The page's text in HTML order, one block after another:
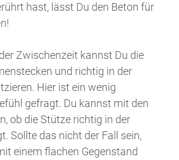
hast, lässt Du den Beton für
Zwischenzeit kannst Du die
und richtig in der
Hier ist ein wenig
gefragt. Du kannst mit den
ob die Stütze richtig in der
Sollte das nicht der Fall sein,
einem flachen Gegenstand